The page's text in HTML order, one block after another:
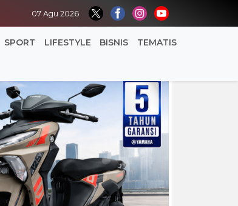
07 Agu 2026
SPORT LIFESTYLE BISNIS TEMATIS